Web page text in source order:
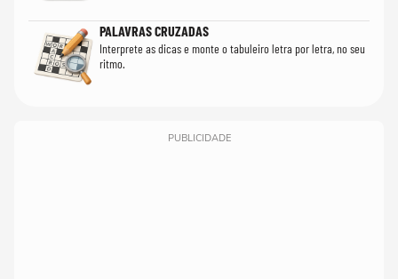
PALAVRAS CRUZADAS
Interprete as dicas e monte o tabuleiro letra por letra, no seu
ritmo.
PUBLICIDADE